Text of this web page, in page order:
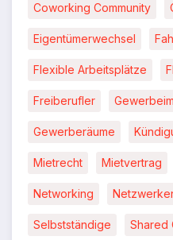
Coworking Community
Eigentümerwechsel
Flexible Arbeitsplätze
Freiberufler
Gewerberäume
Mietrecht Mietvertrag
Networking
Selbstständige Shared